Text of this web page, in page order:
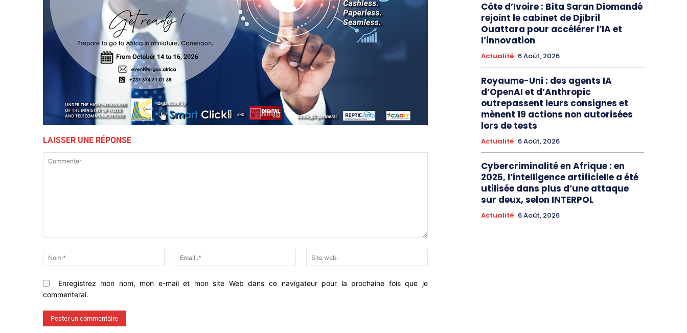
LAISSER UNE RÉPONSE
Nom:*
Email
:*
web:
Enregistrez mon nom, mon e-mail et mon site Web dans ce navigateur pour la prochaine fois que je
commenterai.
Côte d’Ivoire : Bita Saran Diomandé
rejoint le cabinet de Djibril
Ouattara pour accélérer l’IA et
l’innovation
Actualité 6 Août, 2026
Royaume-Uni : des agents IA
d’OpenAI et d’Anthropic
outrepassent leurs consignes et
mènent 19 actions non autorisées
lors de tests
Actualité 6 Août, 2026
Cybercriminalité en Afrique : en
2025, l’intelligence artificielle a été
utilisée dans plus d’une attaque
sur deux, selon INTERPOL
Actualité 6 Août, 2026